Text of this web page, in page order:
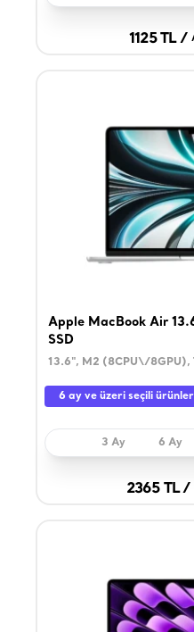
1125 TL /
Apple MacBook Air
SSD
13.6", M2 (8CPU\/8GPU),
6 ay ve üzeri seçili
3 Ay 6 Ay
2365 TL /